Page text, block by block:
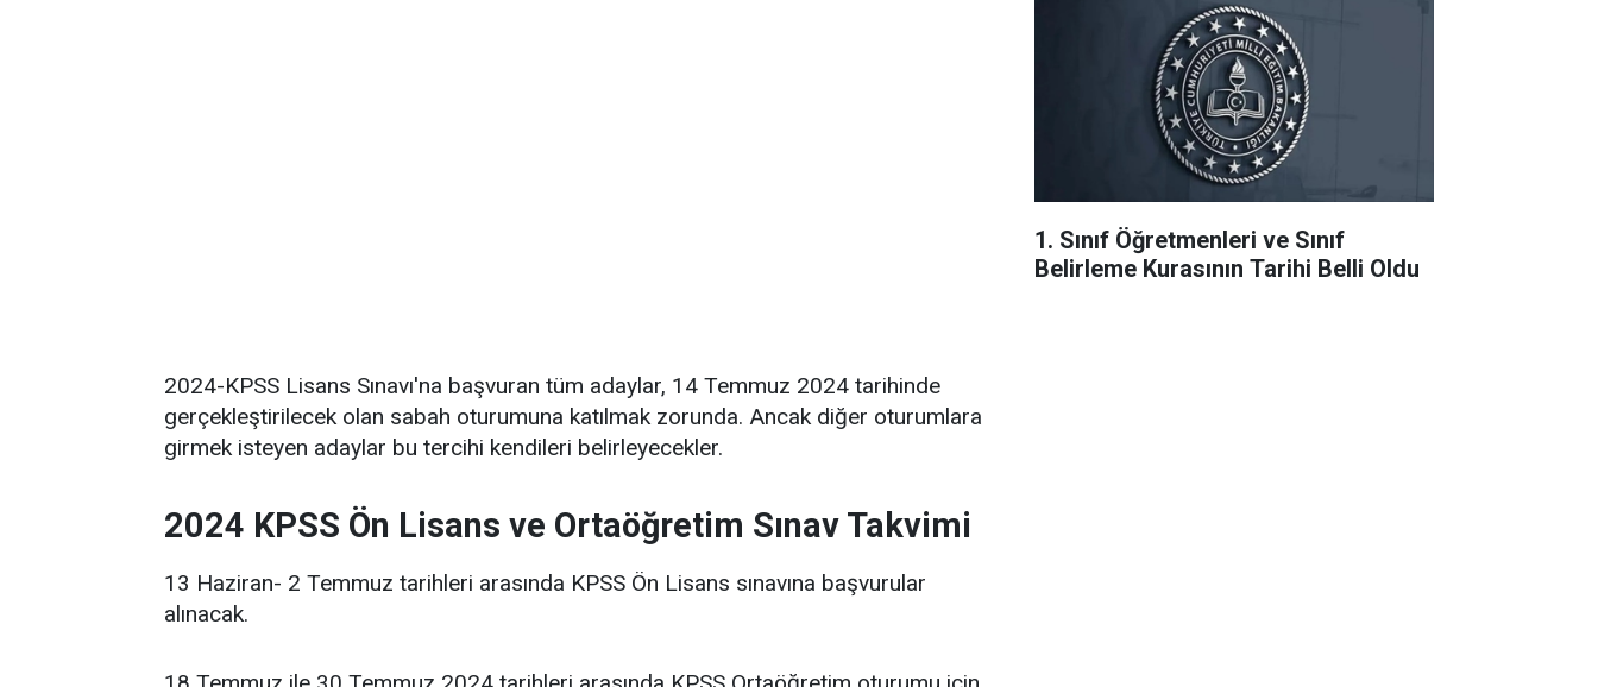
2024-KPSS Lisans Sınavı'na başvuran tüm adaylar, 14 Temmuz 2024 tarihinde
gerçekleştirilecek olan sabah oturumuna katılmak zorunda. Ancak diğer oturumlara
girmek isteyen adaylar bu tercihi kendileri belirleyecekler.
2024 KPSS Ön Lisans ve Ortaöğretim Sınav Takvimi
13 Haziran- 2 Temmuz tarihleri arasında KPSS Ön Lisans sınavına başvurular
alınacak.
1. Sınıf Öğretmenleri ve Sınıf
Belirleme Kurasının Tarihi Belli Oldu